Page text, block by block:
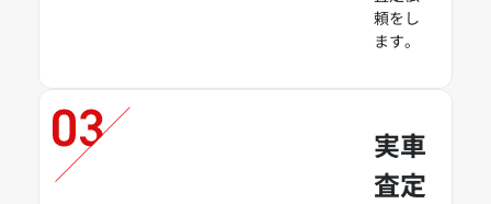
頼をし
ます。
実車
査定